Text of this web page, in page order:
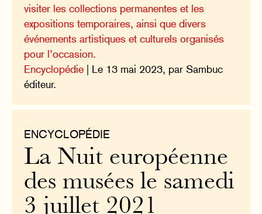
visiter les collections permanentes et les
expositions temporaires, ainsi que divers
événements artistiques et culturels organisés
pour l’occasion.
Encyclopédie | Le 13 mai 2023, par Sambuc
éditeur.
ENCYCLOPÉDIE
La Nuit européenne
des musées le samedi
3 juillet 2021